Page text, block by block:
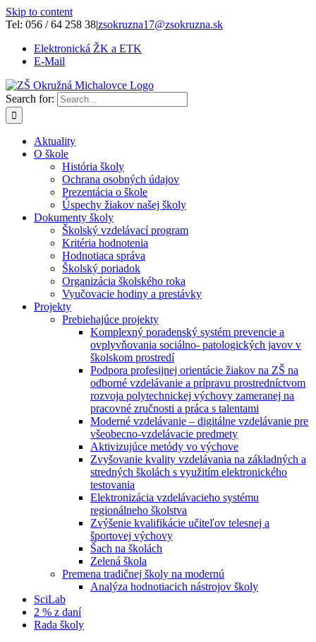
Skip to content
Tel: 056 / 64 258 38|zsokruzna17@zsokruzna.sk
Elektronická ŽK a ETK
E-Mail
Search for:
Aktuality
O škole
História školy
Ochrana osobných údajov
Prezentácia o škole
Úspechy žiakov našej školy
Dokumenty školy
Školský vzdelávací program
Kritéria hodnotenia
Hodnotiaca správa
Školský poriadok
Organizácia školského roka
Vyučovacie hodiny a prestávky
Projekty
Prebiehajúce projekty
Komplexný poradenský systém prevencie a
ovplyvňovania sociálno- patologických javov v
školskom prostredí
Podpora profesijnej orientácie žiakov na ZŠ na
odborné vzdelávanie a prípravu prostredníctvom
rozvoja polytechnickej výchovy zameranej na
pracovné zručnosti a práca s talentami
Moderné vzdelávanie – digitálne vzdelávanie pre
všeobecno-vzdelávacie predmety
Aktivizujúce metódy vo výchove
Zvyšovanie kvality vzdelávania na základných a
stredných školách s využitím elektronického
testovania
Elektronizácia vzdelávacieho systému
regionálneho školstva
Zvýšenie kvalifikácie učiteľov telesnej a
športovej výchovy
Šach na školách
Zelená škola
Premena tradičnej školy na modernú
Analýza hodnotiacich nástrojov školy
SciLab
2 % z daní
Rada školy